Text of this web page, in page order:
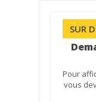
SUR
Pour
vous